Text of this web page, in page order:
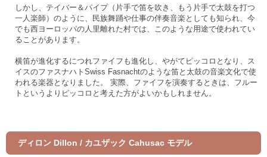
しかし、テイバー＆パイプ（片手で笛を吹き、もう片手で太鼓を打つ
一人楽師）のように、民族舞踊や仕事の伴奏音楽としても知られ、今
でも西ヨーロッパの人里離れた村では、このような用途で使われてい
ることがあります。
横笛が進化するにつれファイフも進化し、やがてピッコロとなり、ス
イスのファスナハトSwiss Fasnachtのような笛と太鼓の音楽文化で使
われる楽器となりました。 実際、ファイフを演奏するときは、フルー
トというよりピッコロと考えた方がよいかもしれません。
ディロン Dillon / カユザック Cahusac モデル